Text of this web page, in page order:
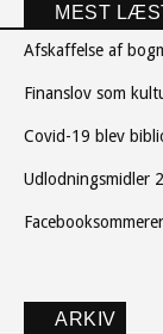
MEST
Afskaffelse af
Finanslov som
Covid-19 blev
Udlodningsmidler
ARKIV